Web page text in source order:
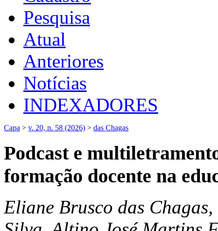
Pesquisa
Atual
Anteriores
Notícias
INDEXADORES
Capa > v. 20, n. 58 (2026) > das Chagas
Podcast e
formação docente na
Eliane Brusco das